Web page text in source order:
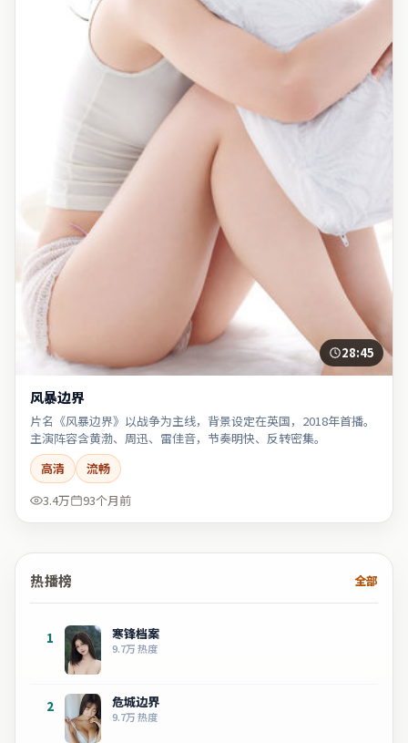
28:45
风暴边界
片名《风暴边界》以战争为主线，背景设定在英国，2018年首播。
主演阵容含黄渤、周迅、雷佳音，节奏明快、反转密集。
高清
流畅
3.4万
93个月前
热播榜 全部
1 寒锋档案
9.7万热度
2 危城边界
9.7万热度